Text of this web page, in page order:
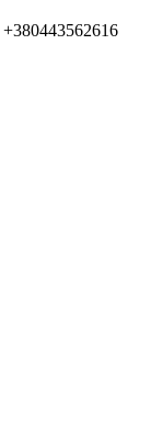
+380443562616